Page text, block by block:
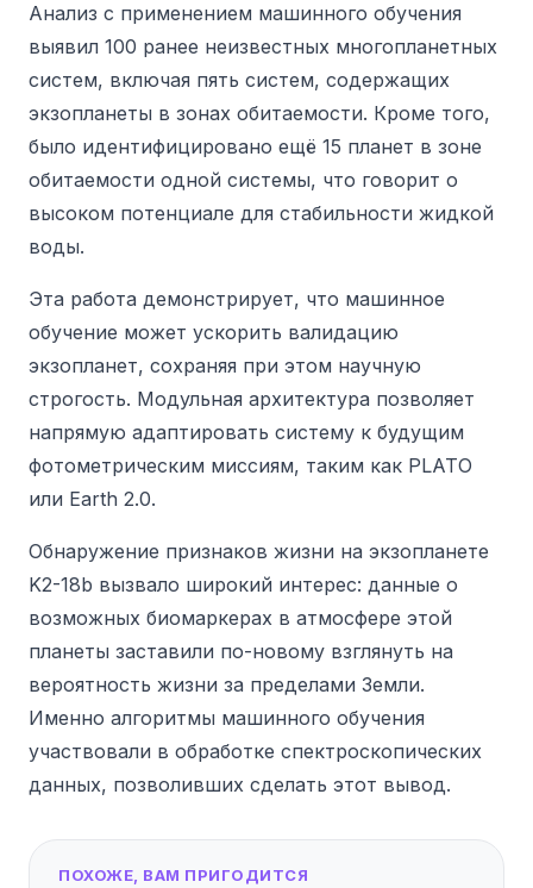
Анализ с применением машинного обучения
выявил 100 ранее неизвестных многопланетных
систем, включая пять систем, содержащих
экзопланеты в зонах обитаемости. Кроме того,
было идентифицировано ещё 15 планет в зоне
обитаемости одной системы, что говорит о
высоком потенциале для стабильности жидкой
воды.
Эта работа демонстрирует, что машинное
обучение может ускорить валидацию
экзопланет, сохраняя при этом научную
строгость. Модульная архитектура позволяет
напрямую адаптировать систему к будущим
фотометрическим миссиям, таким как PLATO
или Earth 2.0.
Обнаружение признаков жизни на экзопланете
K2-18b вызвало широкий интерес: данные о
возможных биомаркерах в атмосфере этой
планеты заставили по-новому взглянуть на
вероятность жизни за пределами Земли.
Именно алгоритмы машинного обучения
участвовали в обработке спектроскопических
данных, позволивших сделать этот вывод.
ПОХОЖЕ, ВАМ ПРИГОДИТСЯ